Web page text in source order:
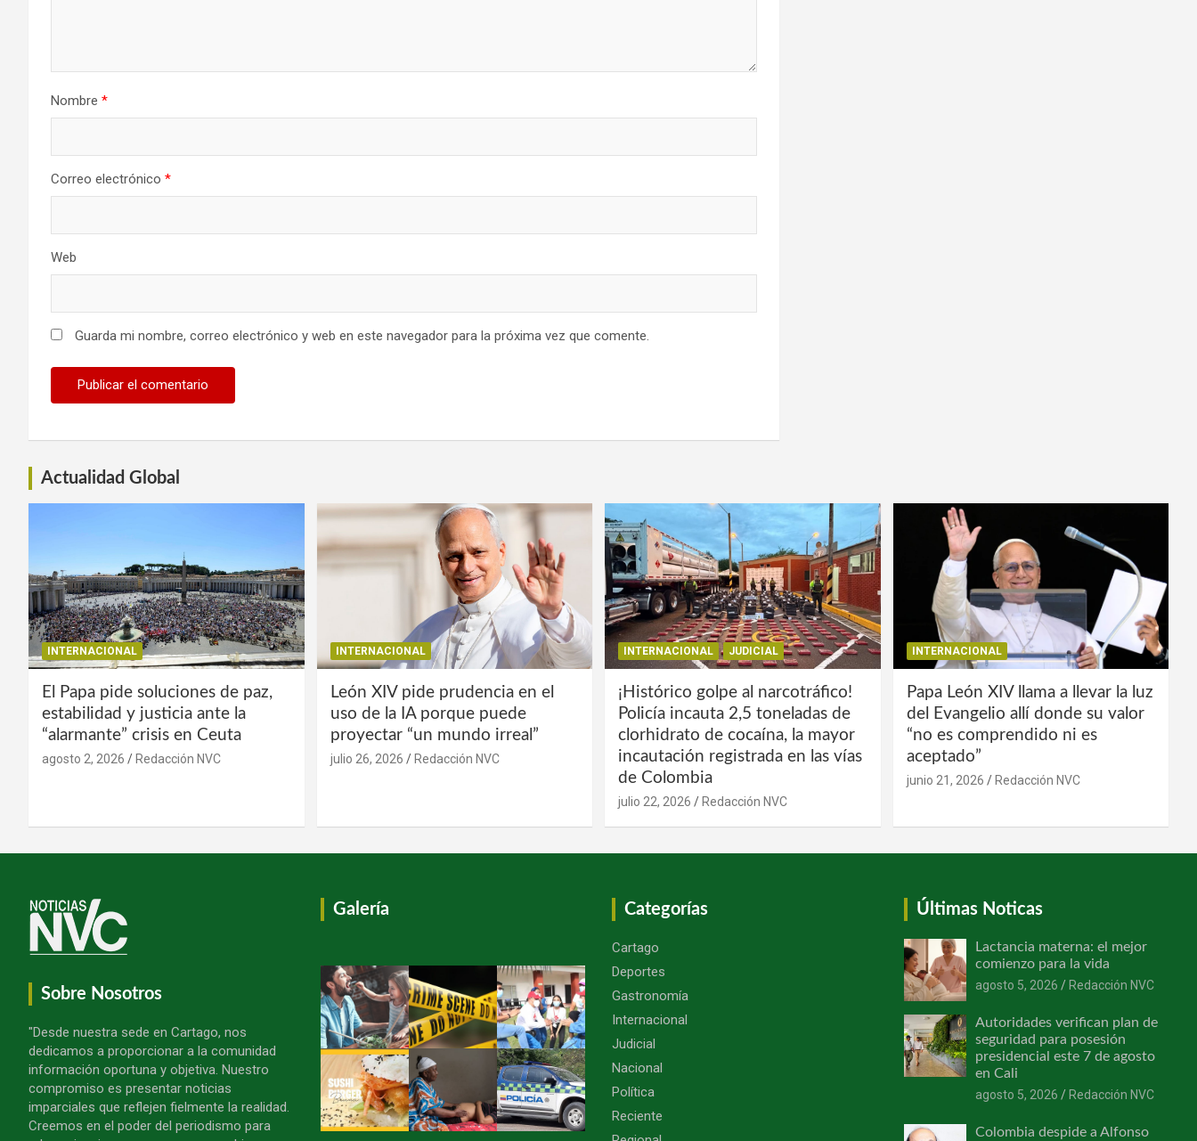
Nombre *
Correo electrónico *
Web
Guarda mi nombre, correo electrónico y web en este navegador para la próxima vez que comente.
Actualidad Global
INTERNACIONAL
El Papa pide soluciones de paz,
estabilidad y justicia ante la
“alarmante” crisis en Ceuta
agosto 2, 2026 Redacción NVC
INTERNACIONAL
León XIV pide prudencia en el
uso de la IA porque puede
proyectar “un mundo irreal”
julio 26, 2026 Redacción NVC
INTERNACIONAL JUDICIAL
¡Histórico golpe al narcotráfico!
Policía incauta 2,5 toneladas de
clorhidrato de cocaína, la mayor
incautación registrada en las vías
de Colombia
julio 22, 2026 Redacción NVC
INTERNACIONAL
Papa León XIV llama a llevar la luz
del Evangelio allí donde su valor
“no es comprendido ni es
aceptado”
junio 21, 2026 Redacción NVC
Sobre Nosotros
"Desde nuestra sede en Cartago, nos
dedicamos a proporcionar a la comunidad
información oportuna y objetiva. Nuestro
compromiso es presentar noticias
imparciales que reflejen fielmente la realidad.
Creemos en el poder del periodismo para
Galería Categorías
Cartago
Deportes
Gastronomía
Internacional
Judicial
Nacional
Política
Reciente
Últimas Noticas
Lactancia materna: el mejor
comienzo para la vida
agosto 5, 2026
Redacción NVC
Autoridades verifican plan de
seguridad para posesión
presidencial este 7 de agosto
en Cali
agosto 5, 2026
Redacción NVC
Colombia despide a Alfonso